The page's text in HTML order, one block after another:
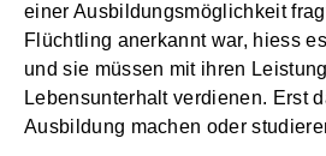
einer Ausbildungsmöglichkeit
Flüchtling anerkannt war, hiess
und sie müssen mit ihren
Lebensunterhalt verdienen. Erst
Ausbildung machen oder